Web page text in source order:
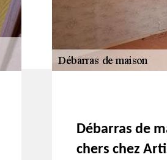
Débarras de
chers chez